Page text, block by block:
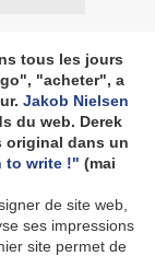
tous les jours
"acheter", a
Jakob Nielsen
du web. Derek
original dans un
to write !" (mai
de site web,
ses impressions
site permet de